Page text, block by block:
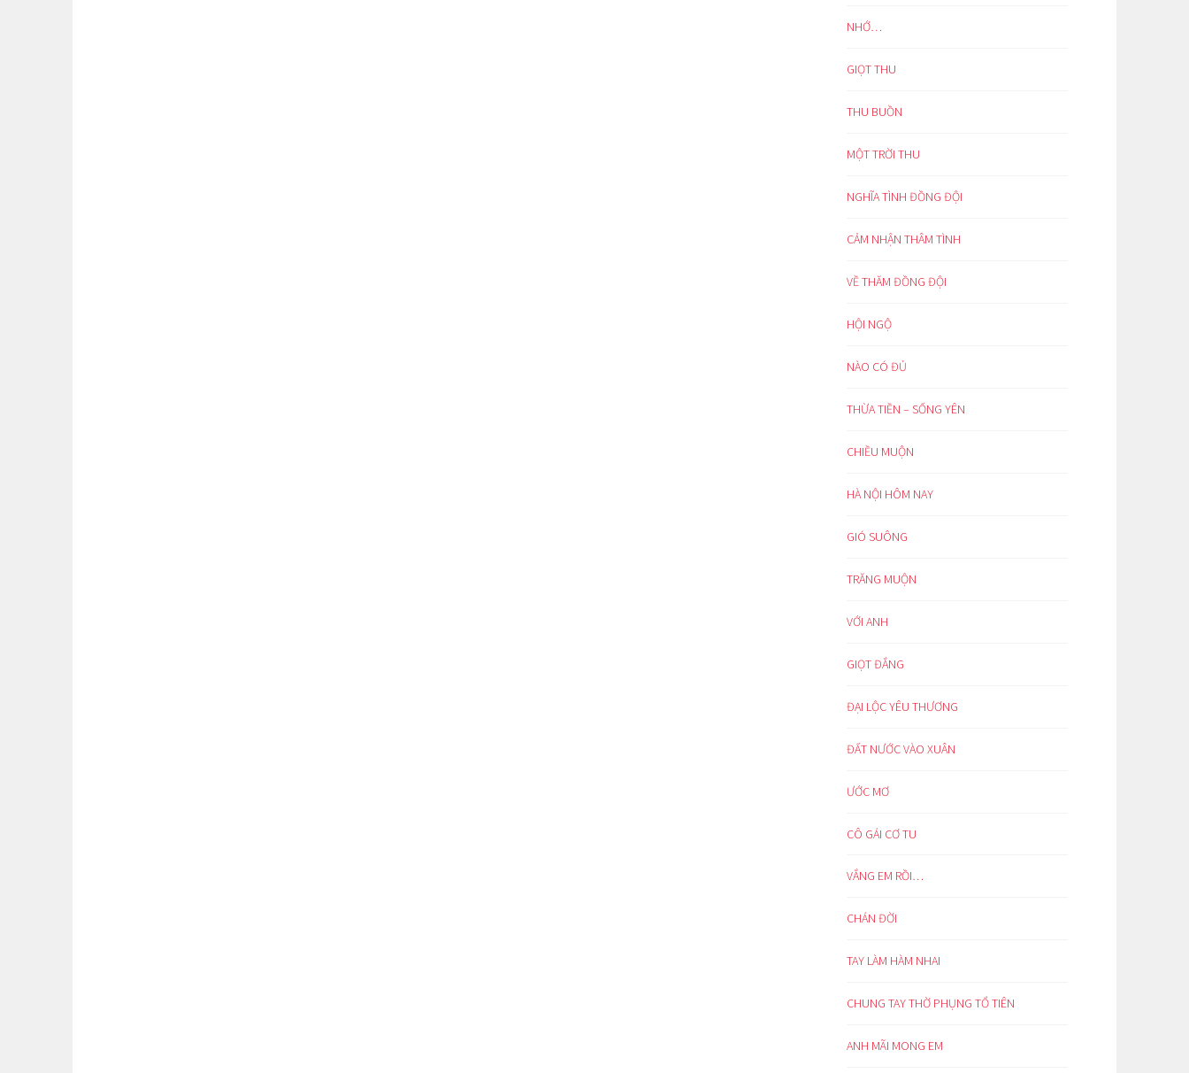
NHỚ…
GIỌT THU
THU BUỒN
MỘT TRỜI THU
NGHĨA TÌNH ĐỒNG ĐỘI
CẢM NHẬN THÂM TÌNH
VỀ THĂM ĐỒNG ĐỘI
HỘI NGỘ
NÀO CÓ ĐỦ
THỪA TIỀN – SỐNG YÊN
CHIỀU MUỘN
HÀ NỘI HÔM NAY
GIÓ SUÔNG
TRĂNG MUỘN
VỚI ANH
GIỌT ĐẮNG
ĐẠI LỘC YÊU THƯƠNG
ĐẤT NƯỚC VÀO XUÂN
ƯỚC MƠ
CÔ GÁI CƠ TU
VẮNG EM RỒI…
CHÁN ĐỜI
TAY LÀM HÀM NHAI
CHUNG TAY THỜ PHỤNG TỔ TIÊN
ANH MÃI MONG EM